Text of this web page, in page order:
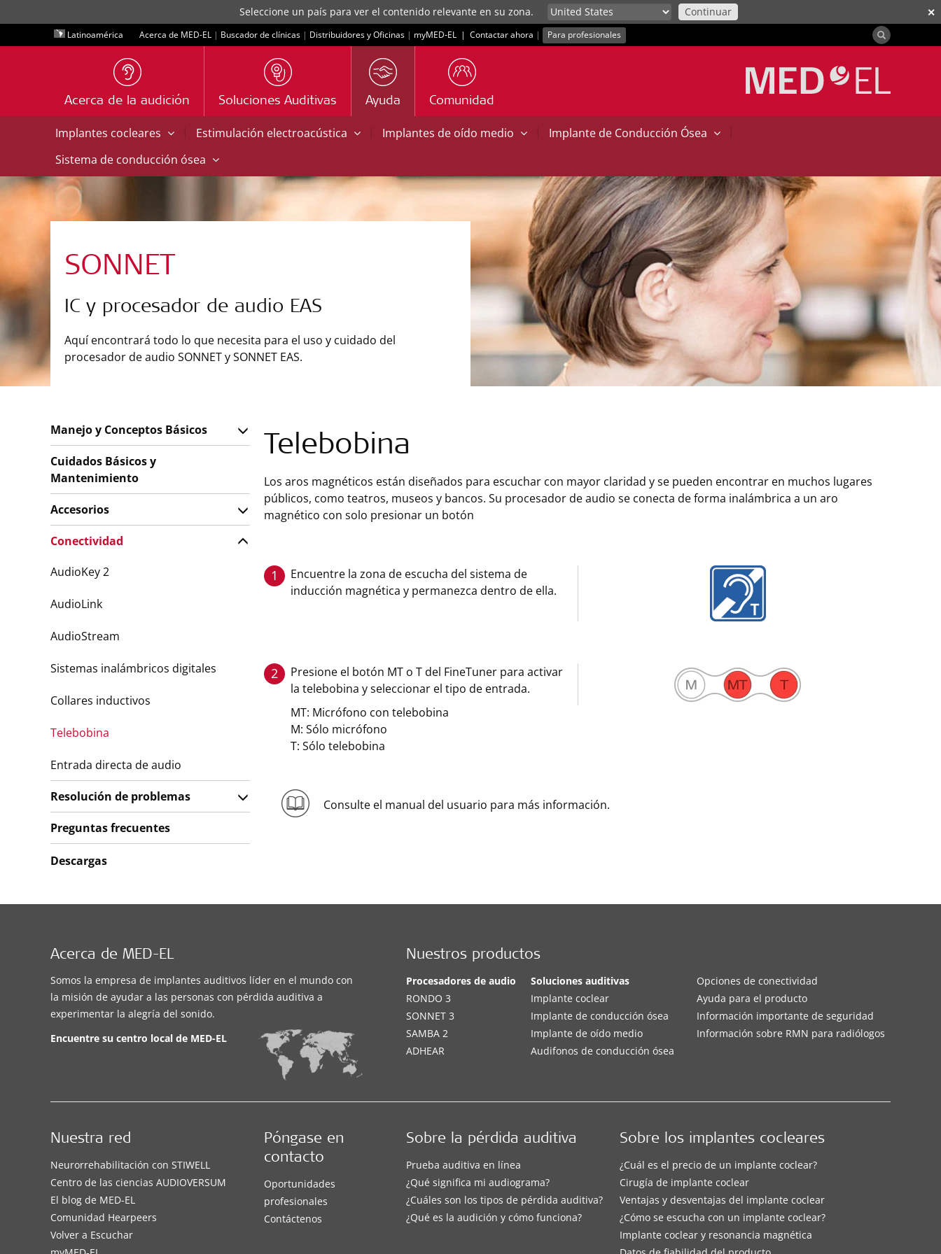
✕
Seleccione un país para ver el contenido relevante en su zona. Continuar
Latinoamérica Acerca de MED-EL | Buscador de clínicas | Distribuidores y Oficinas | myMED‑EL | Contactar ahora | Para profesionales
Acerca de la audición Soluciones Auditivas Ayuda Comunidad
Implantes cocleares | Estimulación electroacústica | Implantes de oído medio | Implante de Conducción Ósea
|
Sistema de conducción ósea
SONNET
IC y procesador de audio EAS
Aquí encontrará todo lo que necesita para el uso y cuidado del
procesador de audio SONNET y SONNET EAS.
Telebobina
Los aros magnéticos están diseñados para escuchar con mayor claridad y se pueden encontrar en muchos lugares
públicos, como teatros, museos y bancos. Su procesador de audio se conecta de forma inalámbrica a un aro
magnético con solo presionar un botón
1
Encuentre la zona de escucha del sistema de
inducción magnética y permanezca dentro de ella.
2
Presione el botón MT o T del FineTuner para activar
la telebobina y seleccionar el tipo de entrada.
MT: Micrófono con telebobina
M: Sólo micrófono
T: Sólo telebobina
Consulte el manual del usuario para más información.
Manejo y Conceptos Básicos
Cuidados Básicos y
Mantenimiento
Accesorios
Conectividad
AudioKey 2
AudioLink
AudioStream
Sistemas inalámbricos digitales
Collares inductivos
Telebobina
Entrada directa de audio
Resolución de problemas
Preguntas frecuentes
Descargas
Acerca de MED-EL
Somos la empresa de implantes auditivos líder en el mundo con
la misión de ayudar a las personas con pérdida auditiva a
experimentar la alegría del sonido.
Encuentre su centro local de MED-EL
Nuestros productos
Procesadores de audio
RONDO 3
SONNET 3
SAMBA 2
ADHEAR
Soluciones auditivas
Implante coclear
Implante de conducción ósea
Implante de oído medio
Audifonos de conducción ósea
Opciones de conectividad
Ayuda para el producto
Información importante de seguridad
Información sobre RMN para radiólogos
Sobre la pérdida auditiva
Prueba auditiva en línea
¿Qué significa mi audiograma?
¿Cuáles son los tipos de pérdida auditiva?
¿Qué es la audición y cómo funciona?
Sobre los implantes cocleares
¿Cuál es el precio de un implante coclear?
Cirugía de implante coclear
Ventajas y desventajas del implante coclear
¿Cómo se escucha con un implante coclear?
Implante coclear y resonancia magnética
Nuestra red
Neurorrehabilitación con STIWELL
Centro de las ciencias AUDIOVERSUM
El blog de MED-EL
Comunidad Hearpeers
Volver a Escuchar
Póngase en
contacto
Oportunidades
profesionales
Contáctenos